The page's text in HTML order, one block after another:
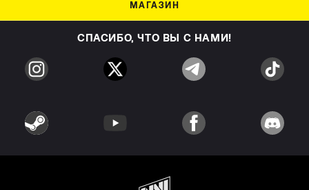
МАГАЗИН
СПАСИБО, ЧТО ВЫ С НАМИ!